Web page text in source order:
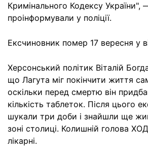
Кримінального Кодексу України",
проінформували у поліції.
Ексчиновник помер 17 вересня у
Херсонський політик Віталій
що Лагута міг покінчити життя
оскільки перед смертю він
кількість таблеток. Після цього
шукали три доби і знайшли ще
зоні столиці. Колишній голова
лікарні.